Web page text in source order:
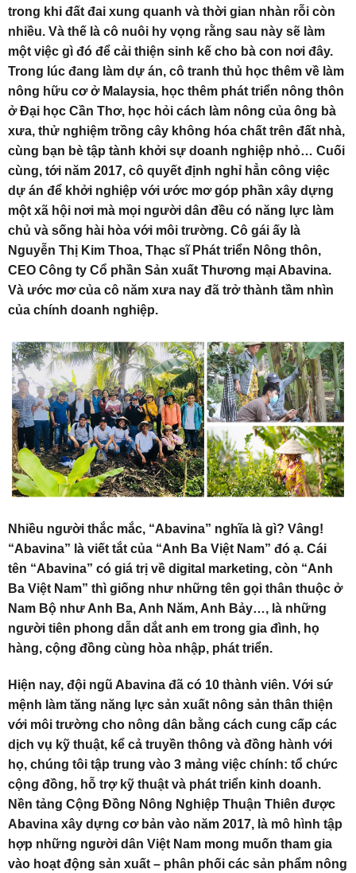
trong khi đất đai xung quanh và thời gian nhàn rỗi còn
nhiều. Và thế là cô nuôi hy vọng rằng sau này sẽ làm
một việc gì đó để cải thiện sinh kế cho bà con nơi đây.
Trong lúc đang làm dự án, cô tranh thủ học thêm về làm
nông hữu cơ ở Malaysia, học thêm phát triển nông thôn
ở Đại học Cần Thơ, học hỏi cách làm nông của ông bà
xưa, thử nghiệm trồng cây không hóa chất trên đất nhà,
cùng bạn bè tập tành khởi sự doanh nghiệp nhỏ… Cuối
cùng, tới năm 2017, cô quyết định nghỉ hẳn công việc
dự án để khởi nghiệp với ước mơ góp phần xây dựng
một xã hội nơi mà mọi người dân đều có năng lực làm
chủ và sống hài hòa với môi trường. Cô gái ấy là
Nguyễn Thị Kim Thoa, Thạc sĩ Phát triển Nông thôn,
CEO Công ty Cổ phần Sản xuất Thương mại Abavina.
Và ước mơ của cô năm xưa nay đã trở thành tầm nhìn
của chính doanh nghiệp.
Nhiều người thắc mắc, “Abavina” nghĩa là gì? Vâng!
“Abavina” là viết tắt của “Anh Ba Việt Nam” đó ạ. Cái
tên “Abavina” có giá trị về digital marketing, còn “Anh
Ba Việt Nam” thì giống như những tên gọi thân thuộc ở
Nam Bộ như Anh Ba, Anh Năm, Anh Bảy…, là những
người tiên phong dẫn dắt anh em trong gia đình, họ
hàng, cộng đồng cùng hòa nhập, phát triển.
Hiện nay, đội ngũ Abavina đã có 10 thành viên. Với sứ
mệnh làm tăng năng lực sản xuất nông sản thân thiện
với môi trường cho nông dân bằng cách cung cấp các
dịch vụ kỹ thuật, kể cả truyền thông và đồng hành với
họ, chúng tôi tập trung vào 3 mảng việc chính: tổ chức
cộng đồng, hỗ trợ kỹ thuật và phát triển kinh doanh.
Nền tảng Cộng Đồng Nông Nghiệp Thuận Thiên được
Abavina xây dựng cơ bản vào năm 2017, là mô hình tập
hợp những người dân Việt Nam mong muốn tham gia
vào hoạt động sản xuất – phân phối các sản phẩm nông